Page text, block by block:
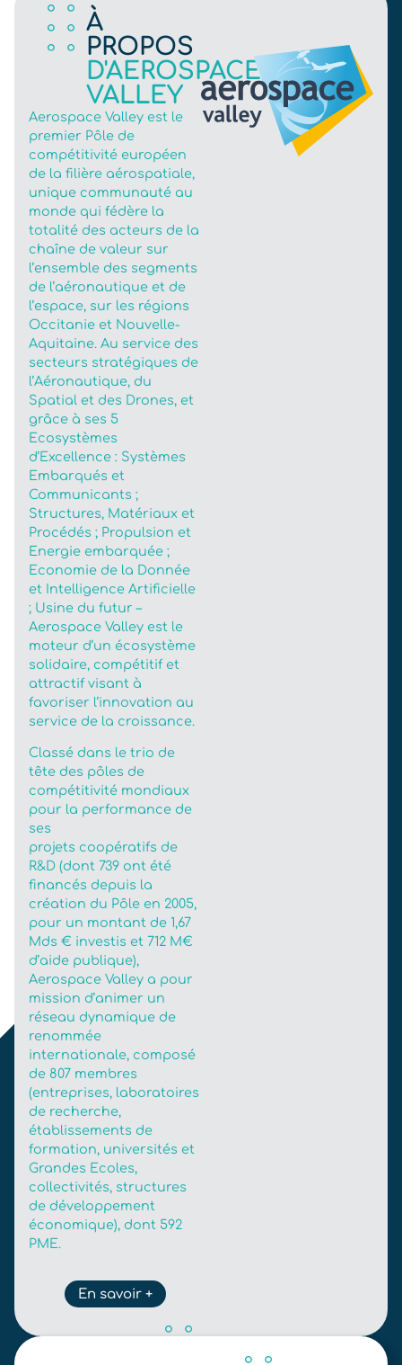
À
PROPOS
D'AEROSPACE
VALLEY
Aerospace Valley est le
premier Pôle de
compétitivité européen
de la filière aérospatiale,
unique communauté au
monde qui fédère la
totalité des acteurs de la
chaîne de valeur sur
l’ensemble des segments
de l’aéronautique et de
l’espace, sur les régions
Occitanie et Nouvelle-
Aquitaine. Au service des
secteurs stratégiques de
l’Aéronautique, du
Spatial et des Drones, et
grâce à ses 5
Ecosystèmes
d’Excellence : Systèmes
Embarqués et
Communicants ;
Structures, Matériaux et
Procédés ; Propulsion et
Energie embarquée ;
Economie de la Donnée
et Intelligence Artificielle
; Usine du futur –
Aerospace Valley est le
moteur d’un écosystème
solidaire, compétitif et
attractif visant à
favoriser l’innovation au
service de la croissance.
Classé dans le trio de
tête des pôles de
compétitivité mondiaux
pour la performance de
ses
projets coopératifs de
R&D (dont 739 ont été
financés depuis la
création du Pôle en 2005,
pour un montant de 1,67
Mds € investis et 712 M€
d’aide publique),
Aerospace Valley a pour
mission d’animer un
réseau dynamique de
renommée
internationale, composé
de 807 membres
(entreprises, laboratoires
de recherche,
établissements de
formation, universités et
Grandes Ecoles,
collectivités, structures
de développement
économique), dont 592
PME.
En savoir +